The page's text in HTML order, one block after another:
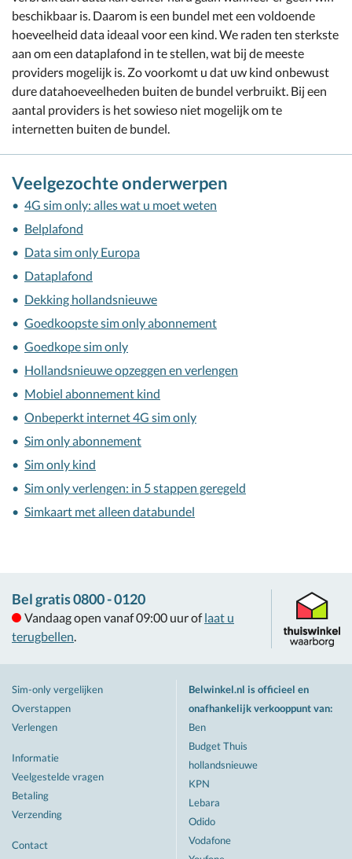
beschikbaar is. Daarom is een bundel met een voldoende
hoeveelheid data ideaal voor een kind. We raden ten sterkste
aan om een dataplafond in te stellen, wat bij de meeste
providers mogelijk is. Zo voorkomt u dat uw kind onbewust
dure datahoeveelheden buiten de bundel verbruikt. Bij een
aantal providers is het sowieso niet mogelijk om te
internetten buiten de bundel.
Veelgezochte onderwerpen
4G sim only: alles wat u moet weten
Belplafond
Data sim only Europa
Dataplafond
Dekking hollandsnieuwe
Goedkoopste sim only abonnement
Goedkope sim only
Hollandsnieuwe opzeggen en verlengen
Mobiel abonnement kind
Onbeperkt internet 4G sim only
Sim only abonnement
Sim only kind
Sim only verlengen: in 5 stappen geregeld
Simkaart met alleen databundel
Bel gratis 0800 - 0120
Vandaag open vanaf 09:00 uur of laat u
terugbellen.
Sim-only vergelijken
Overstappen
Verlengen
Informatie
Veelgestelde vragen
Betaling
Verzending
Contact
Belwinkel.nl is officieel en
onafhankelijk verkooppunt van:
Ben
Budget Thuis
hollandsnieuwe
KPN
Lebara
Odido
Vodafone